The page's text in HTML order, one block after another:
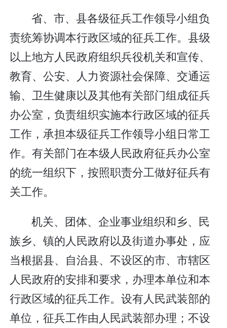
省、市、县各级征兵工作领导小组负
责统筹协调本行政区域的征兵工作。县级
以上地方人民政府组织兵役机关和宣传、
教育、公安、人力资源社会保障、交通运
输、卫生健康以及其他有关部门组成征兵
办公室，负责组织实施本行政区域的征兵
工作，承担本级征兵工作领导小组日常工
作。有关部门在本级人民政府征兵办公室
的统一组织下，按照职责分工做好征兵有
关工作。
机关、团体、企业事业组织和乡、民
族乡、镇的人民政府以及街道办事处，应
当根据县、自治县、不设区的市、市辖区
人民政府的安排和要求，办理本单位和本
行政区域的征兵工作。设有人民武装部的
单位，征兵工作由人民武装部办理；不设